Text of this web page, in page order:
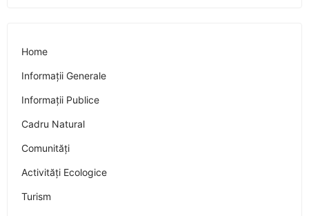
Home
Informații Generale
Informații Publice
Cadru Natural
Comunități
Activități Ecologice
Turism